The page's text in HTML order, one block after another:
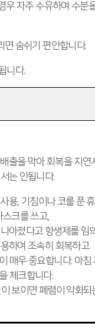
우 자주 수유하여 수분
면 숨쉬기 편안합니다.
니다.
출을 막아 회복을 지연
는 안됩니다.
용, 기침이나 코를 푼
스크를 쓰고,
아졌다고 항생제를 임
하여 조속히 회복하고
매우 중요합니다. 아침
체크합니다.
보이면 폐렴이 악화되